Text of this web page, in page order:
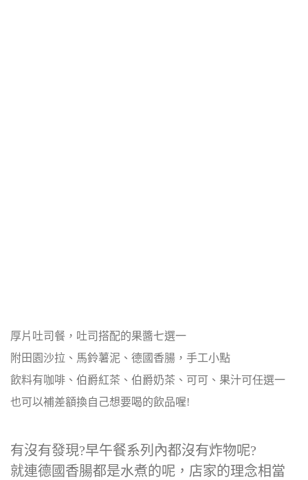
厚片吐司餐，吐司搭配的果醬七選一
附田園沙拉、馬鈴薯泥、德國香腸，手工小點
飲料有咖啡、伯爵紅茶、伯爵奶茶、可可、果汁可任選一
也可以補差額換自己想要喝的飲品喔!
有沒有發現?早午餐系列內都沒有炸物呢?
就連德國香腸都是水煮的呢，店家的理念相當